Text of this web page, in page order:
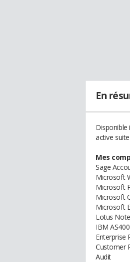
En
active
Mes
Sage
Microsoft
Microsoft
Microsoft
Microsoft
Lotus
IBM
Enterprise
Customer
Audit